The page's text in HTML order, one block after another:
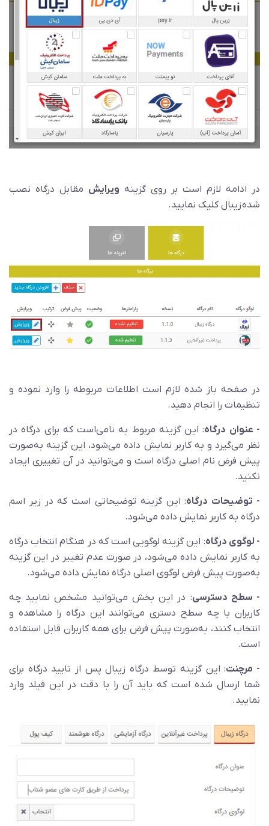
در ادامه لازم است بر روی گزینه ویرایش مقابل درگاه نصب
شده زیبال کلیک نمایید.
در صفحه باز شده لازم است اطلاعات مربوطه را وارد نموده و
تنظیمات را انجام دهید.
- عنوان درگاه: این گزینه مربوط به نامی‌است که برای درگاه در
نظر می‌گیرد و به کاربر نمایش داده می‌شود، این گزینه به‌صورت
پیش فرض نام اصلی درگاه است و می‌توانید در آن تغییری ایجاد
نکنید.
- توضیحات درگاه: این گزینه توضیحاتی است که در زیر اسم
درگاه به کاربر نمایش داده می‌شود.
- لوگوی درگاه: این گزینه لوگویی است که در هنگام انتخاب درگاه
به کاربر نمایش داده می‌شود، در صورت عدم تغییر در این گزینه
به‌صورت پیش فرض لوگوی اصلی درگاه نمایش داده می‌شود.
- سطح دسترسی: در این بخش می‌توانید مشخص نمایید چه
کاربران با چه سطح دستری می‌توانند این درگاه را مشاهده و
انتخاب کنند، به‌صورت پیش فرض برای همه کاربران قابل استفاده
است.
- مرچنت: این گزینه توسط درگاه زیبال پس از تایید درگاه برای
شما ارسال شده است که باید آن را با دقت در این فیلد وارد
نمایید.